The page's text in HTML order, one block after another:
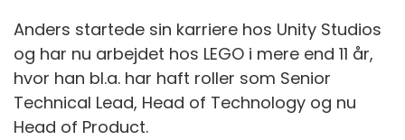
Anders startede sin karriere hos Unity Studios
og har nu arbejdet hos LEGO i mere end 11 år,
hvor han bl.a. har haft roller som Senior
Technical Lead, Head of Technology og nu
Head of Product.